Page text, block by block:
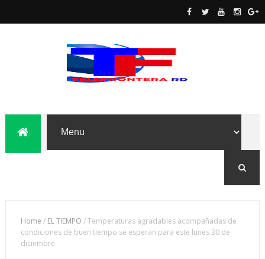
Home / EL TIEMPO /Temperaturas agradables acompañadas de
condiciones de buen tiempo se esperan para este lunes 30 de
diciembre